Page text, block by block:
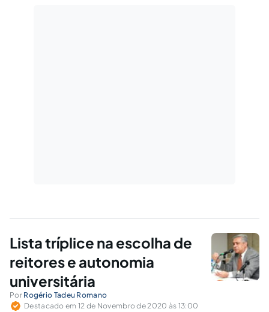
Lista tríplice na escolha de
reitores e autonomia
universitária
Por Rogério Tadeu Romano
Destacado em 12 de Novembro de 2020 às 13:00